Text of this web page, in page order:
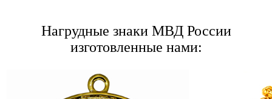
Нагрудные знаки МВД России
изготовленные нами: